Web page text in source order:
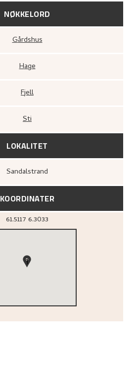
NØKKELORD
Gårdshus
Hage
Fjell
Sti
LOKALITET
Sandalstrand
KOORDINATER
61.5117 6.3033
1